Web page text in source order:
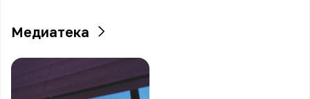
Медиатека